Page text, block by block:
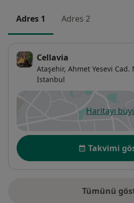
Adres 1 Adres 2
Cellavia
Ataşehir, Ahmet Yesevi Cad.
İstanbul
Haritayıyeni
Uygunluk
Takvimi
Tümünü